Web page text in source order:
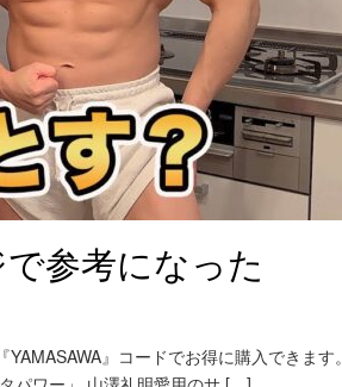
参考になった
』コードでお得に購入できます。